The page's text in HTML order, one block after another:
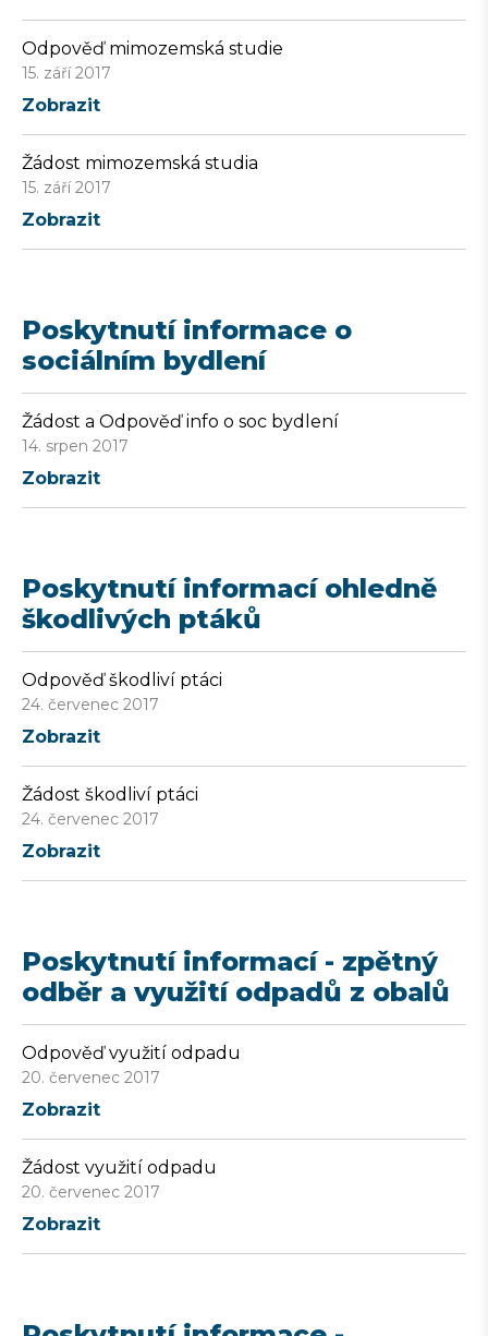
Odpověď mimozemská studie
15. září 2017
Zobrazit
Žádost mimozemská studia
15. září 2017
Zobrazit
Poskytnutí informace o
sociálním bydlení
Žádost a Odpověď info o soc bydlení
14. srpen 2017
Zobrazit
Poskytnutí informací ohledně
škodlivých ptáků
Odpověď škodliví ptáci
24. červenec 2017
Zobrazit
Žádost škodliví ptáci
24. červenec 2017
Zobrazit
Poskytnutí informací - zpětný
odběr a využití odpadů z obalů
Odpověď využití odpadu
20. červenec 2017
Zobrazit
Žádost využití odpadu
20. červenec 2017
Zobrazit